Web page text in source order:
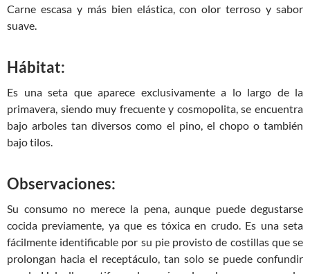
Carne escasa y más bien elástica, con olor terroso y sabor
suave.
Hábitat:
Es una seta que aparece exclusivamente a lo largo de la
primavera, siendo muy frecuente y cosmopolita, se encuentra
bajo arboles tan diversos como el pino, el chopo o también
bajo tilos.
Observaciones:
Su consumo no merece la pena, aunque puede degustarse
cocida previamente, ya que es tóxica en crudo. Es una seta
fácilmente identificable por su pie provisto de costillas que se
prolongan hacia el receptáculo, tan solo se puede confundir